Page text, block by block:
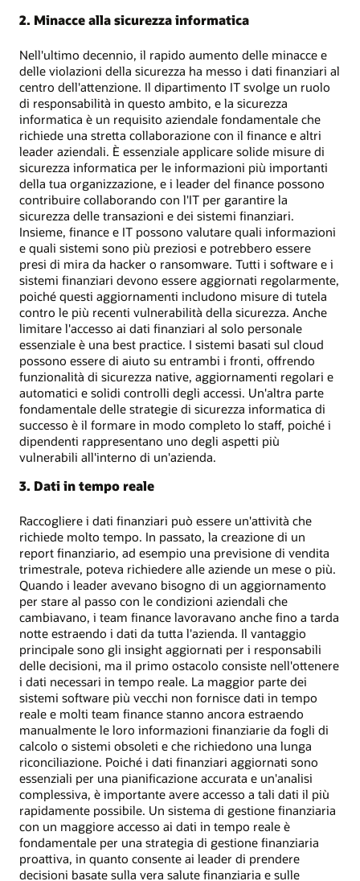
2. Minacce alla sicurezza informatica
Nell'ultimo decennio, il rapido aumento delle minacce e
delle violazioni della sicurezza ha messo i dati finanziari al
centro dell'attenzione. Il dipartimento IT svolge un ruolo
di responsabilità in questo ambito, e la sicurezza
informatica è un requisito aziendale fondamentale che
richiede una stretta collaborazione con il finance e altri
leader aziendali. È essenziale applicare solide misure di
sicurezza informatica per le informazioni più importanti
della tua organizzazione, e i leader del finance possono
contribuire collaborando con l'IT per garantire la
sicurezza delle transazioni e dei sistemi finanziari.
Insieme, finance e IT possono valutare quali informazioni
e quali sistemi sono più preziosi e potrebbero essere
presi di mira da hacker o ransomware. Tutti i software e i
sistemi finanziari devono essere aggiornati regolarmente,
poiché questi aggiornamenti includono misure di tutela
contro le più recenti vulnerabilità della sicurezza. Anche
limitare l'accesso ai dati finanziari al solo personale
essenziale è una best practice. I sistemi basati sul cloud
possono essere di aiuto su entrambi i fronti, offrendo
funzionalità di sicurezza native, aggiornamenti regolari e
automatici e solidi controlli degli accessi. Un'altra parte
fondamentale delle strategie di sicurezza informatica di
successo è il formare in modo completo lo staff, poiché i
dipendenti rappresentano uno degli aspetti più
vulnerabili all'interno di un'azienda.
3. Dati in tempo reale
Raccogliere i dati finanziari può essere un'attività che
richiede molto tempo. In passato, la creazione di un
report finanziario, ad esempio una previsione di vendita
trimestrale, poteva richiedere alle aziende un mese o più.
Quando i leader avevano bisogno di un aggiornamento
per stare al passo con le condizioni aziendali che
cambiavano, i team finance lavoravano anche fino a tarda
notte estraendo i dati da tutta l'azienda. Il vantaggio
principale sono gli insight aggiornati per i responsabili
delle decisioni, ma il primo ostacolo consiste nell'ottenere
i dati necessari in tempo reale. La maggior parte dei
sistemi software più vecchi non fornisce dati in tempo
reale e molti team finance stanno ancora estraendo
manualmente le loro informazioni finanziarie da fogli di
calcolo o sistemi obsoleti e che richiedono una lunga
riconciliazione. Poiché i dati finanziari aggiornati sono
essenziali per una pianificazione accurata e un'analisi
complessiva, è importante avere accesso a tali dati il più
rapidamente possibile. Un sistema di gestione finanziaria
con un maggiore accesso ai dati in tempo reale è
fondamentale per una strategia di gestione finanziaria
proattiva, in quanto consente ai leader di prendere
decisioni basate sulla vera salute finanziaria e sulle